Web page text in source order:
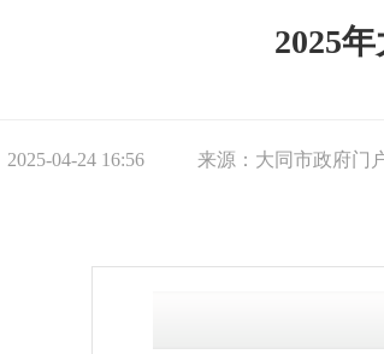
2025
2025-04-24 16:56 来源： 大同市政府门